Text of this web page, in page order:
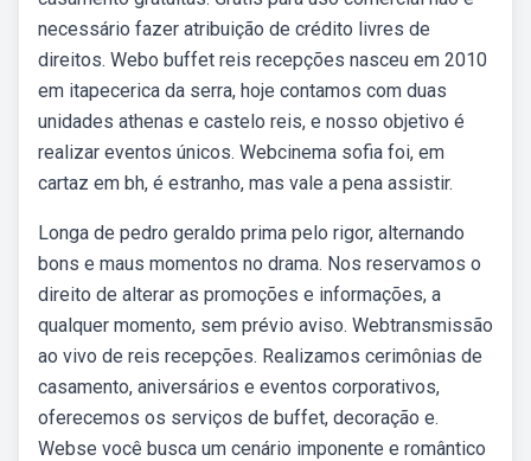
necessário fazer atribuição de crédito livres de
direitos. Webo buffet reis recepções nasceu em 2010
em itapecerica da serra, hoje contamos com duas
unidades athenas e castelo reis, e nosso objetivo é
realizar eventos únicos. Webcinema sofia foi, em
cartaz em bh, é estranho, mas vale a pena assistir.
Longa de pedro geraldo prima pelo rigor, alternando
bons e maus momentos no drama. Nos reservamos o
direito de alterar as promoções e informações, a
qualquer momento, sem prévio aviso. Webtransmissão
ao vivo de reis recepções. Realizamos cerimônias de
casamento, aniversários e eventos corporativos,
oferecemos os serviços de buffet, decoração e.
Webse você busca um cenário imponente e romântico